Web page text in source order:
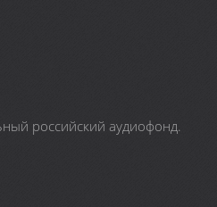
российский аудиофонд.